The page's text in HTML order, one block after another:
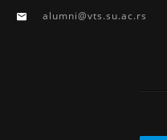
alumni@vts.su.ac.rs